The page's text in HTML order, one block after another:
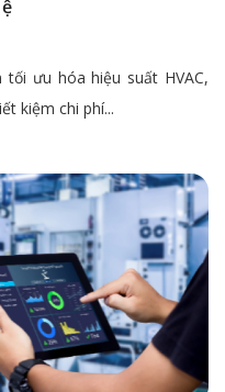
ưu hóa hiệu suất HVAC,
kiệm chi phí...